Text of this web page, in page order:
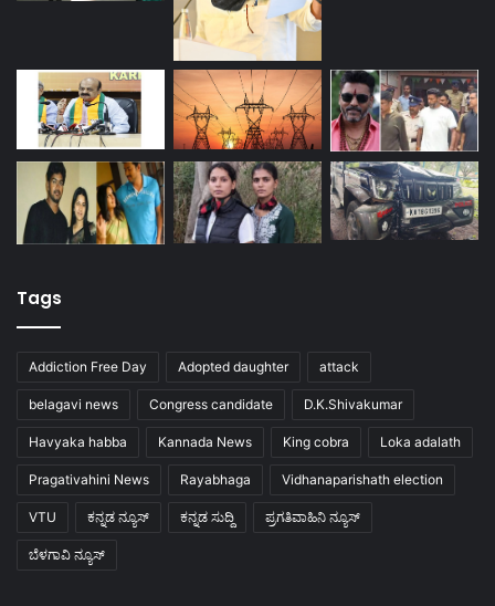
Tags
Addiction Free Day Adopted daughter attack
belagavi news Congress candidate D.K.Shivakumar
Havyaka habba Kannada News King cobra Loka adalath
Pragativahini News Rayabhaga Vidhanaparishath election
VTU ಕನ್ನಡ ನ್ಯೂಸ್ ಕನ್ನಡ ಸುದ್ದಿ ಪ್ರಗತಿವಾಹಿನಿ ನ್ಯೂಸ್
ಬೆಳಗಾವಿ ನ್ಯೂಸ್